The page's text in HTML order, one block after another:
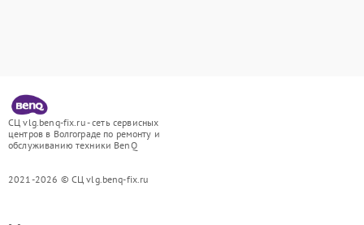
СЦ vlg.benq-fix.ru - сеть сервисных
центров в Волгограде по ремонту и
обслуживанию техники BenQ
2021-2026 © СЦ vlg.benq-fix.ru